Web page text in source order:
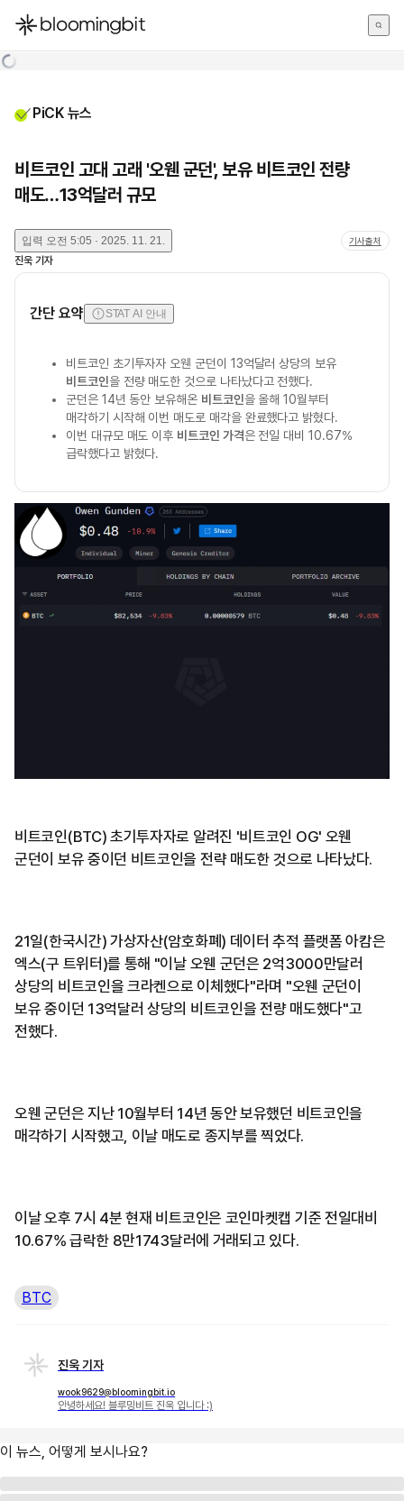
한국어
PiCK 뉴스
비트코인 고대 고래 '오웬 군던', 보유 비트코인 전량
매도…13억달러 규모
입력 오전 5:05 · 2025. 11. 21. 기사출처
진욱 기자
간단 요약 STAT AI 안내
비트코인 초기투자자 오웬 군던이 13억달러 상당의 보유
비트코인을 전량 매도한 것으로 나타났다고 전했다.
군던은 14년 동안 보유해온 비트코인을 올해 10월부터
매각하기 시작해 이번 매도로 매각을 완료했다고 밝혔다.
이번 대규모 매도 이후 비트코인 가격은 전일 대비 10.67%
급락했다고 밝혔다.
비트코인(BTC) 초기투자자로 알려진 '비트코인 OG' 오웬
군던이 보유 중이던 비트코인을 전략 매도한 것으로 나타났다.
21일(한국시간) 가상자산(암호화폐) 데이터 추적 플랫폼 아캄은
엑스(구 트위터)를 통해 "이날 오웬 군던은 2억3000만달러
상당의 비트코인을 크라켄으로 이체했다"라며 "오웬 군던이
보유 중이던 13억달러 상당의 비트코인을 전량 매도했다"고
전했다.
오웬 군던은 지난 10월부터 14년 동안 보유했던 비트코인을
매각하기 시작했고, 이날 매도로 종지부를 찍었다.
이날 오후 7시 4분 현재 비트코인은 코인마켓캡 기준 전일대비
10.67% 급락한 8만1743달러에 거래되고 있다.
BTC
진욱 기자
wook9629@bloomingbit.io
안녕하세요! 블루밍비트 진욱 입니다 :)
이 뉴스, 어떻게 보시나요?